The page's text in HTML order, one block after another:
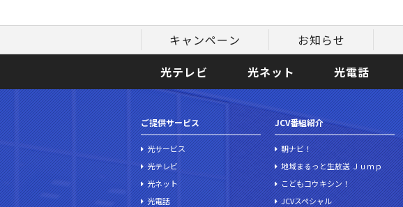
キャンペーン お知らせ
光テレビ
光ネット 光電話
ご提供サービス
光サービス
光テレビ
光ネット
光電話
JCV番組紹介
朝ナビ！
地域まるっと生放送 Ｊｕｍｐ
こどもコウキシン！
JCVスペシャル